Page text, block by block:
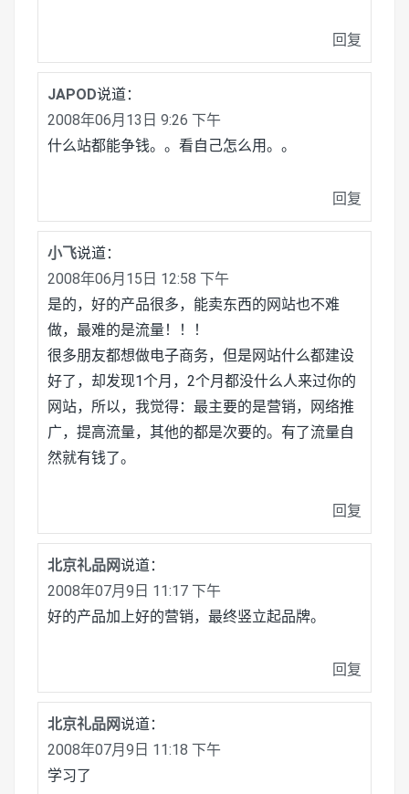
回复
JAPOD说道：
2008年06月13日 9:26 下午
什么站都能争钱。。看自己怎么用。。
回复
小飞说道：
2008年06月15日 12:58 下午
是的，好的产品很多，能卖东西的网站也不难
做，最难的是流量！！！
很多朋友都想做电子商务，但是网站什么都建设
好了，却发现1个月，2个月都没什么人来过你的
网站，所以，我觉得：最主要的是营销，网络推
广，提高流量，其他的都是次要的。有了流量自
然就有钱了。
回复
北京礼品网说道：
2008年07月9日 11:17 下午
好的产品加上好的营销，最终竖立起品牌。
回复
北京礼品网说道：
2008年07月9日 11:18 下午
学习了